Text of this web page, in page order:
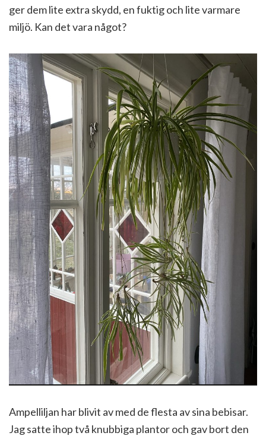
ger dem lite extra skydd, en fuktig och lite varmare
miljö. Kan det vara något?
Ampelliljan har blivit av med de flesta av sina bebisar.
Jag satte ihop två knubbiga plantor och gav bort den